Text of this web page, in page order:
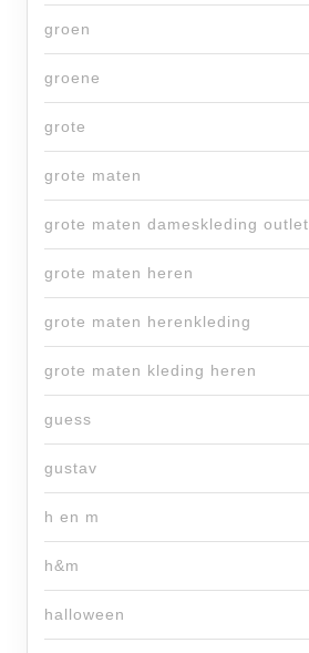
groen
groene
grote
grote maten
grote maten dameskleding outlet
grote maten heren
grote maten herenkleding
grote maten kleding heren
guess
gustav
h en m
h&m
halloween